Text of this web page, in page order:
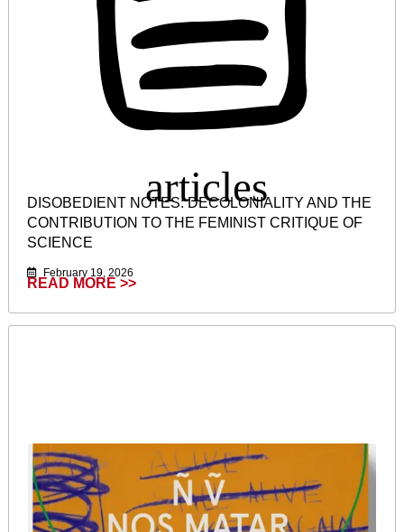
DISOBEDIENT NOTES: DECOLONIALITY AND THE
CONTRIBUTION TO THE FEMINIST CRITIQUE OF
SCIENCE
February 19, 2026
READ MORE >>